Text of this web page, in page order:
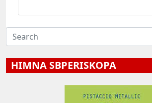
HIMNA SBPERISKOPA